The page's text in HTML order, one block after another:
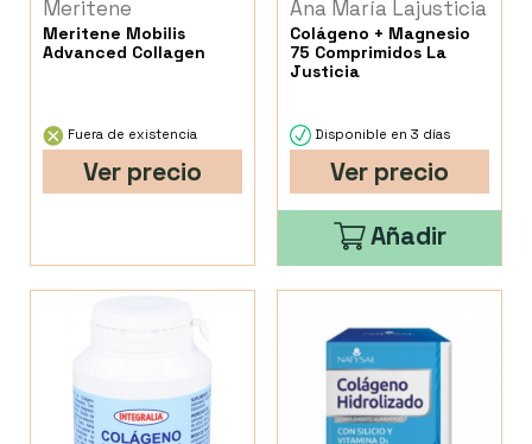
Meritene
Meritene Mobilis
Advanced Collagen
Fuera de existencia
Ver precio
Ana María Lajusticia
Colágeno + Magnesio
75 Comprimidos La
Justicia
Disponible en 3 días
Ver precio
Añadir